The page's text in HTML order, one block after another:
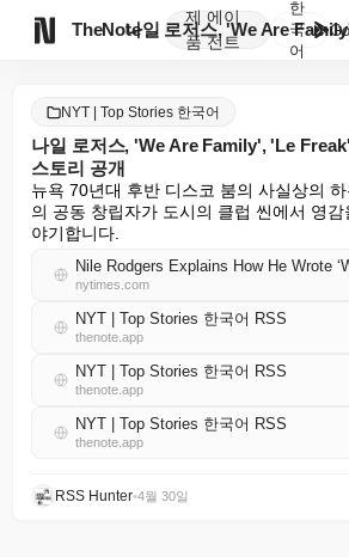
TheNote
제
품
에이
전트
한
국
어
NYT | Top Stories 한국어
나일 로저스, 'We Are Family', 'Le
스토리 공개
뉴욕 70년대 후반 디스코 붐의 사실상의
의 공동 창립자가 도시의 클럽 씬에서 영
야기합니다.
nytimes.com
NYT | Top Stories 한국어 RSS
thenote.app
NYT | Top Stories 한국어 RSS
thenote.app
NYT | Top Stories 한국어 RSS
thenote.app
RSS Hunter•4월 30일